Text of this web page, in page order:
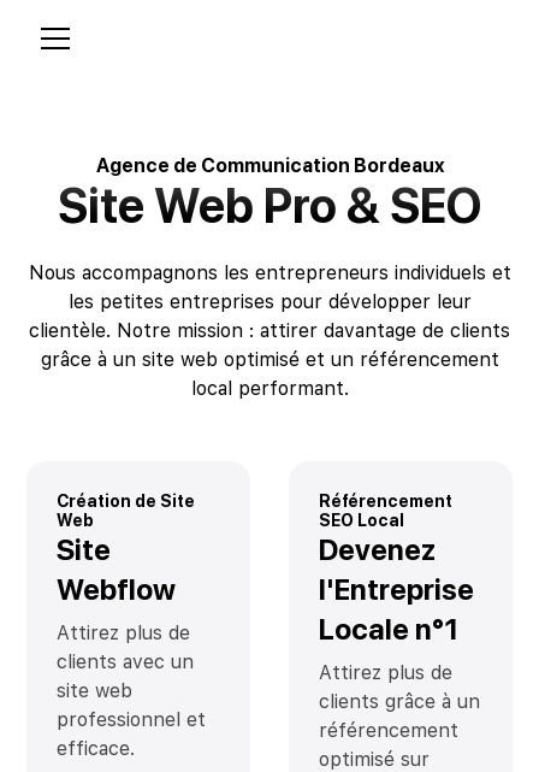
Agence de Communication Bordeaux
Site Web Pro & SEO
Nous accompagnons les entrepreneurs individuels et
les petites entreprises pour développer leur
clientèle. Notre mission : attirer davantage de clients
grâce à un site web optimisé et un référencement
local performant.
Création de Site
Web
Site
Webflow
Attirez plus de
clients avec un
site web
professionnel et
efficace.
Référencement
SEO Local
Devenez
l'Entreprise
Locale n°1
Attirez plus de
clients grâce à un
référencement
optimisé sur